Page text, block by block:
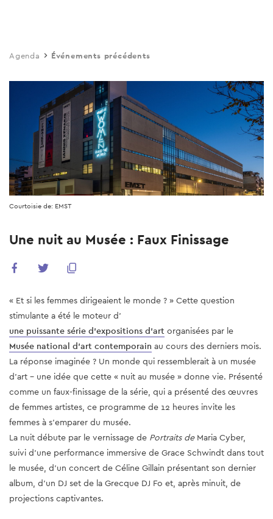
main
Agenda Événements précédents
Courtoisie de: EMST
Une nuit au Musée : Faux Finissage
« Et si les femmes dirigeaient le monde ? » Cette question
stimulante a été le moteur d'
une puissante série d'expositions d'art organisées par le
Musée national d'art contemporain au cours des derniers mois.
La réponse imaginée ? Un monde qui ressemblerait à un musée
d'art - une idée que cette « nuit au musée » donne vie. Présenté
comme un faux-finissage de la série, qui a présenté des œuvres
de femmes artistes, ce programme de 12 heures invite les
femmes à s'emparer du musée.
La nuit débute par le vernissage de Portraits deMaria Cyber,
suivi d'une performance immersive de Grace Schwindt dans tout
le musée, d'un concert de Céline Gillain présentant son dernier
album, d'un DJ set de la Grecque DJ Fo et, après minuit, de
projections captivantes.